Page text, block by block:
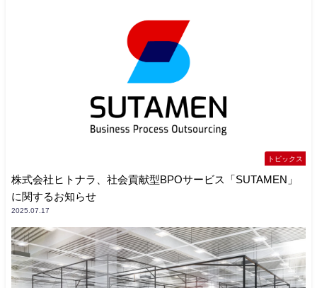
トピックス
株式会社ヒトナラ、社会貢献型BPOサービス「SUTAMEN」
に関するお知らせ
2025.07.17